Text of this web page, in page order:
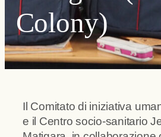
Colony)
Il Comitato di iniziativa
e il Centro socio-sanitario